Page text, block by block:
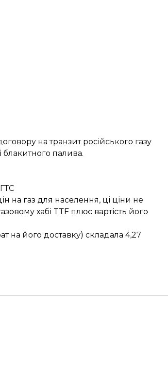
на транзит російського газу
блакитного палива.
на газ для населення, ці ціни не
хабі TTF плюс вартість його
на його доставку) складала 4,27